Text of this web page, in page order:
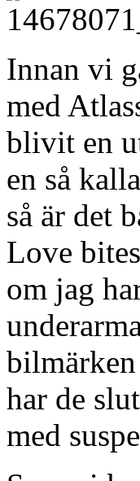
Innan vi
med
blivit en
en så
så är det
Love
om jag
har de
med